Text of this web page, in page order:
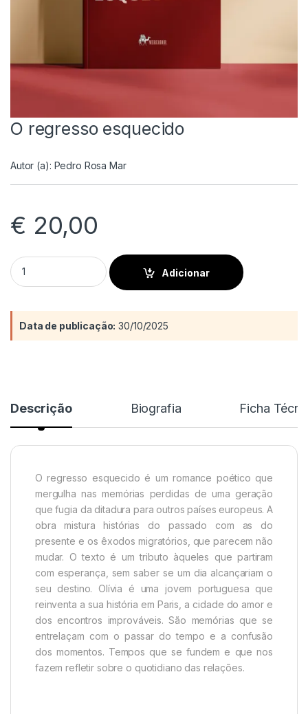
O regresso esquecido
Autor (a): Pedro Rosa Mar
€ 20,00
O regresso esquecido quantity
Adicionar
Data de publicação: 30/10/2025
Descrição Biografia Ficha
O regresso esquecido é um romance poético que
mergulha nas memórias perdidas de uma geração
que fugia da ditadura para outros países europeus. A
obra mistura histórias do passado com as do
presente e os êxodos migratórios, que parecem não
mudar. O texto é um tributo àqueles que partiram
com esperança, sem saber se um dia alcançariam o
seu destino. Olívia é uma jovem portuguesa que
reinventa a sua história em Paris, a cidade do amor e
dos encontros improváveis. São memórias que se
entrelaçam com o passar do tempo e a confusão
dos momentos. Tempos que se fundem e que nos
fazem refletir sobre o quotidiano das relações.